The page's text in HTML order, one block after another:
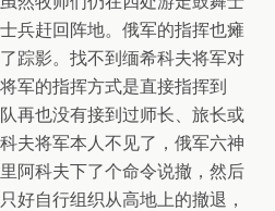
兵赶回阵地。俄军的指挥也瘫
踪影。找不到缅希科夫将军对
军的指挥方式是直接指挥到
再也没有接到过师长、旅长或
夫将军本人不见了，俄军六神
阿科夫下了个命令说撤，然后
好自行组织从高地上的撤退，